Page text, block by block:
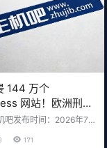
144 万个
网站！欧洲刑警
木马团伙
吧发布时间：2026年7
）于6月末公布
171